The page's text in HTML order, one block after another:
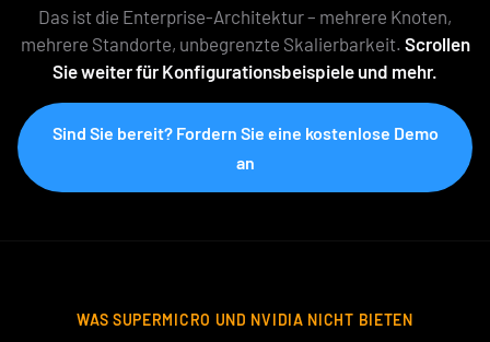
Das ist die Enterprise-Architektur – mehrere Knoten,
mehrere Standorte, unbegrenzte Skalierbarkeit. Scrollen
Sie weiter für Konfigurationsbeispiele und mehr.
Sind Sie bereit? Fordern Sie eine kostenlose Demo
an
WAS SUPERMICRO UND NVIDIA NICHT BIETEN